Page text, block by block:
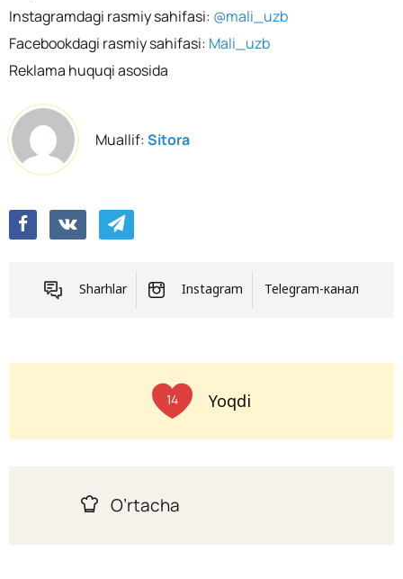
Instagramdagi rasmiy sahifasi: @mali_uzb
Facebookdagi rasmiy sahifasi: Mali_uzb
Reklama huquqi asosida
Muallif:Sitora
Sharhlar Instagram Telegram-канал
14 Yoqdi
O’rtacha